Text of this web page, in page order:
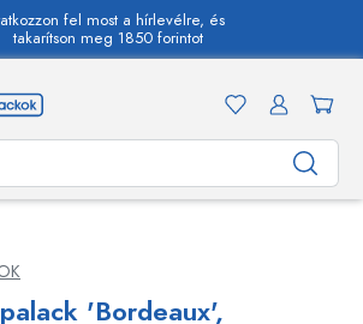
fel most a hírlevélre, és
takarítson meg 1850 forintot
'Bordeaux',